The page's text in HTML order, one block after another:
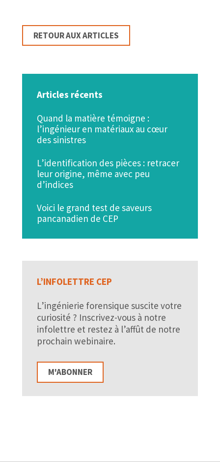
RETOUR AUX ARTICLES
Articles récents
Quand la matière témoigne :
l’ingénieur en matériaux au cœur
des sinistres
L’identification des pièces : retracer
leur origine, même avec peu
d’indices
Voici le grand test de saveurs
pancanadien de CEP
L’INFOLETTRE CEP
L’ingénierie forensique suscite votre
curiosité ? Inscrivez-vous à notre
infolettre et restez à l’affût de notre
prochain webinaire.
M'ABONNER